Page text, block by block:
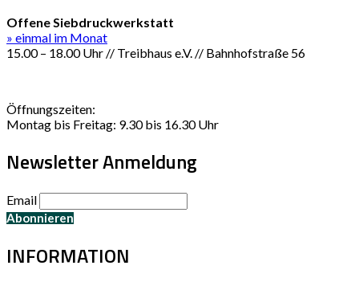
Offene Siebdruckwerkstatt
» einmal im Monat
15.00 – 18.00 Uhr // Treibhaus e.V. // Bahnhofstraße 56
Öffnungszeiten:
Montag bis Freitag: 9.30 bis 16.30 Uhr
Newsletter Anmeldung
Email
INFORMATION